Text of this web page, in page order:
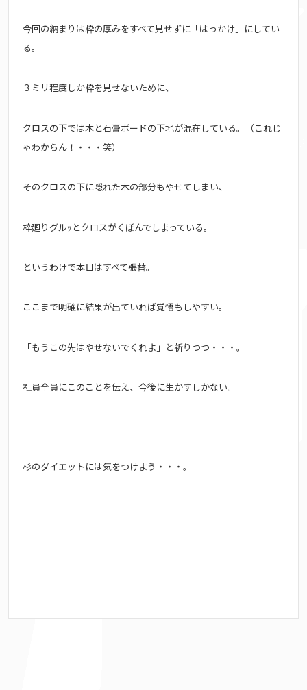
今回の納まりは枠の厚みをすべて見せずに「はっかけ」にしてい
る。
３ミリ程度しか枠を見せないために、
クロスの下では木と石膏ボードの下地が混在している。（これじ
ゃわからん！・・・笑）
そのクロスの下に隠れた木の部分もやせてしまい、
枠廻りグルｯとクロスがくぼんでしまっている。
というわけで本日はすべて張替。
ここまで明確に結果が出ていれば覚悟もしやすい。
「もうこの先はやせないでくれよ」と祈りつつ・・・。
社員全員にこのことを伝え、 今後に生かすしかない。
杉のダイエットには気をつけよう・・・。